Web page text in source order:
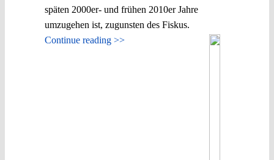
späten 2000er- und frühen 2010er Jahre
umzugehen ist, zugunsten des Fiskus.
Continue reading >>